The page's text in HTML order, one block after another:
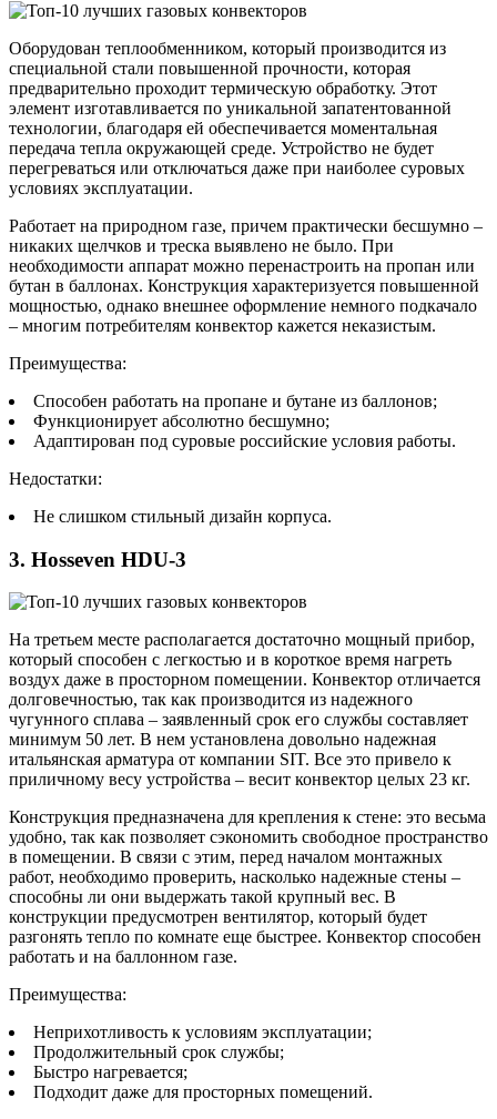
Оборудован теплообменником, который производится из
специальной стали повышенной прочности, которая
предварительно проходит термическую обработку. Этот
элемент изготавливается по уникальной запатентованной
технологии, благодаря ей обеспечивается моментальная
передача тепла окружающей среде. Устройство не будет
перегреваться или отключаться даже при наиболее суровых
условиях эксплуатации.
Работает на природном газе, причем практически бесшумно –
никаких щелчков и треска выявлено не было. При
необходимости аппарат можно перенастроить на пропан или
бутан в баллонах. Конструкция характеризуется повышенной
мощностью, однако внешнее оформление немного подкачало
– многим потребителям конвектор кажется неказистым.
Преимущества:
Способен работать на пропане и бутане из баллонов;
Функционирует абсолютно бесшумно;
Адаптирован под суровые российские условия работы.
Недостатки:
Не слишком стильный дизайн корпуса.
3. Hosseven HDU-3
На третьем месте располагается достаточно мощный прибор,
который способен с легкостью и в короткое время нагреть
воздух даже в просторном помещении. Конвектор отличается
долговечностью, так как производится из надежного
чугунного сплава – заявленный срок его службы составляет
минимум 50 лет. В нем установлена довольно надежная
итальянская арматура от компании SIT. Все это привело к
приличному весу устройства – весит конвектор целых 23 кг.
Конструкция предназначена для крепления к стене: это весьма
удобно, так как позволяет сэкономить свободное пространство
в помещении. В связи с этим, перед началом монтажных
работ, необходимо проверить, насколько надежные стены –
способны ли они выдержать такой крупный вес. В
конструкции предусмотрен вентилятор, который будет
разгонять тепло по комнате еще быстрее. Конвектор способен
работать и на баллонном газе.
Преимущества:
Неприхотливость к условиям эксплуатации;
Продолжительный срок службы;
Быстро нагревается;
Подходит даже для просторных помещений.